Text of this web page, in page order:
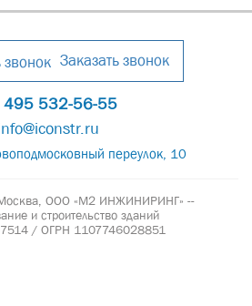
Заказать звонок
495 532-56-55
переулок, 10
ООО «М2 ИНЖИНИРИНГ» --
и строительство зданий
/ ОГРН 1107746028851